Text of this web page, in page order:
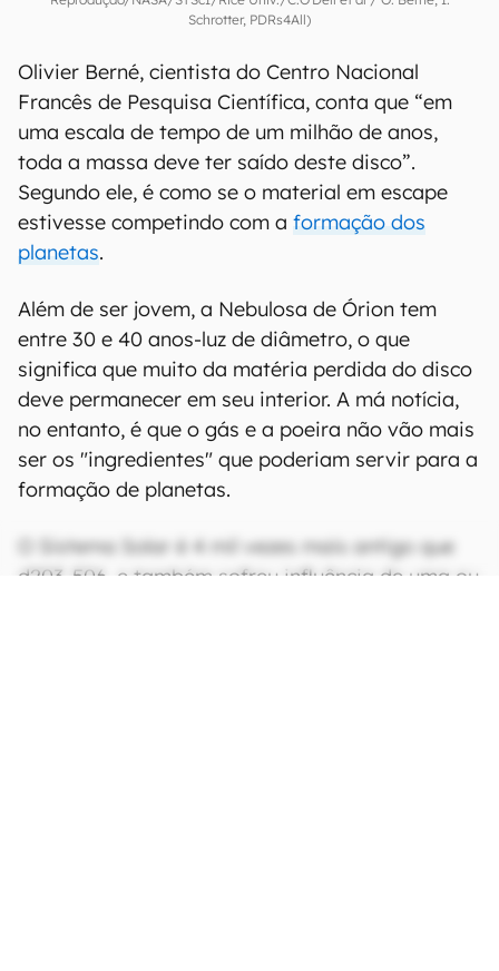
Schrotter, PDRs4All)
Olivier Berné, cientista do Centro Nacional
Francês de Pesquisa Científica, conta que “em
uma escala de tempo de um milhão de anos,
toda a massa deve ter saído deste disco”.
Segundo ele, é como se o material em escape
estivesse competindo com a formação dos
planetas.
Além de ser jovem, a Nebulosa de Órion tem
entre 30 e 40 anos-luz de diâmetro, o que
significa que muito da matéria perdida do disco
deve permanecer em seu interior. A má notícia,
no entanto, é que o gás e a poeira não vão mais
ser os "ingredientes" que poderiam servir para a
formação de planetas.
O Sistema Solar é 4 mil vezes mais antigo que
d203-506, e também sofreu influência de uma ou